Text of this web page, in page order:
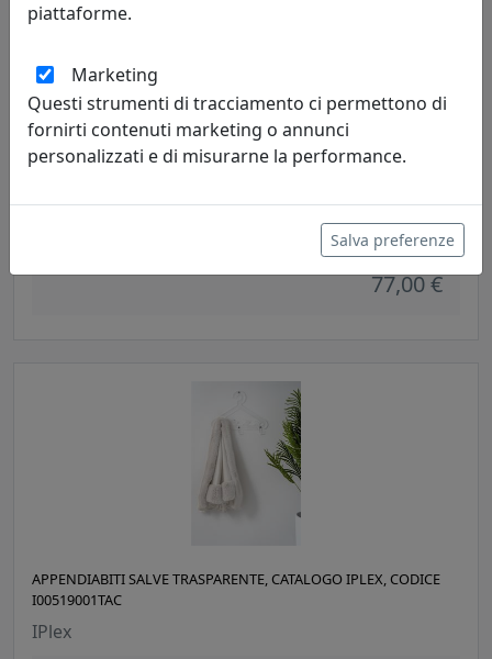
77,00 €
APPENDIABITI SALVE TRASPARENTE, CATALOGO IPLEX, CODICE
I00519001TAC
IPlex
piattaforme.
Marketing
Questi strumenti di tracciamento ci permettono di
fornirti contenuti marketing o annunci
personalizzati e di misurarne la performance.
Salva preferenze